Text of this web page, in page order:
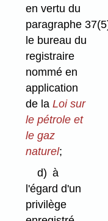
en vertu du
paragraphe
le bureau du
registraire
nommé en
application
de la Loi sur
le pétrole et
le gaz
naturel;
d) à
l'égard d'un
privilège